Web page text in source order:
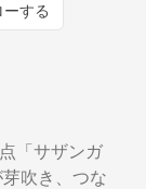
ーする
「サザンガ
吹き、つな